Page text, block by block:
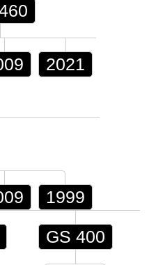
2021
1999
GS 400